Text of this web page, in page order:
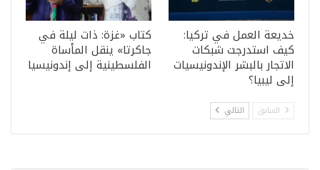
خديعة العمل في تركيا:
كيف استدرجت شبكات
الاتجار بالبشر الإندونيسيات
إلى ليبيا؟
كتاب «غزة: ذات ليلة في
جاكرتا» ينقل المأساة
الفلسطينية إلى إندونيسيا
السابق التالي